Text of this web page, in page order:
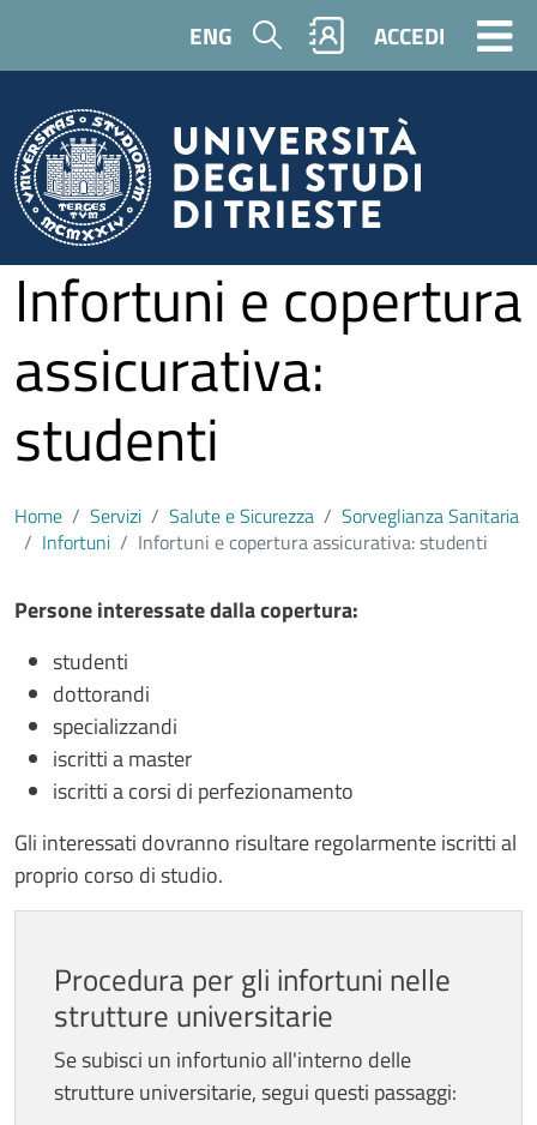
ENG Cerca ACCEDI
Infortuni e copertura
assicurativa:
studenti
Home Servizi Salute e Sicurezza
Sorveglianza Sanitaria
Infortuni
Infortuni e copertura assicurativa: studenti
Contenuto
Persone interessate dalla copertura:
studenti
dottorandi
specializzandi
iscritti a master
iscritti a corsi di perfezionamento
Gli interessati dovranno risultare regolarmente iscritti al
proprio corso di studio.
Procedura per gli infortuni nelle
strutture universitarie
Se subisci un infortunio all'interno delle
strutture universitarie, segui questi passaggi: